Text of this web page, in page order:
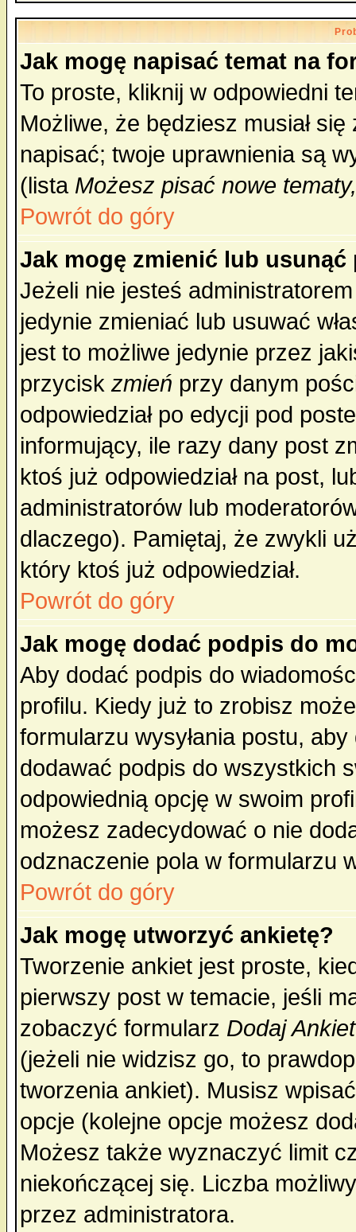
Jak mogę napisać temat na
To proste, kliknij w odpowiedni
Możliwe, że będziesz musiał
napisać; twoje uprawnienia są
(lista Możesz pisać nowe
Powrót do góry
Jak mogę zmienić lub usunąć
Jeżeli nie jesteś
jedynie zmieniać lub usuwać
jest to możliwe jedynie przez
przycisk zmień przy danym
odpowiedział po edycji pod
informujący, ile razy dany post
ktoś już odpowiedział na post,
administratorów lub
dlaczego). Pamiętaj, że zwykli
który ktoś już odpowiedział.
Powrót do góry
Jak mogę dodać podpis do
Aby dodać podpis do
profilu. Kiedy już to zrobisz
formularzu wysyłania postu,
dodawać podpis do wszystkich
odpowiednią opcję w swoim
możesz zadecydować o nie
odznaczenie pola w formularzu
Powrót do góry
Jak mogę utworzyć ankietę?
Tworzenie ankiet jest proste,
pierwszy post w temacie, jeśli
zobaczyć formularz Dodaj
(jeżeli nie widzisz go, to
tworzenia ankiet). Musisz
opcje (kolejne opcje możesz
Możesz także wyznaczyć limit
niekończącej się. Liczba
przez administratora.